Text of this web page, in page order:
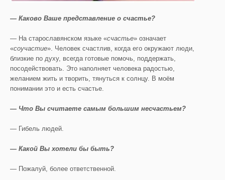
— Каково Ваше представление о счастье?
— На старославянском языке «счастье» означает
«соучастие». Человек счастлив, когда его окружают люди,
близкие по духу, всегда готовые помочь, поддержать,
посодействовать. Это наполняет человека радостью,
желанием жить и творить, тянуться к солнцу. В моём
понимании это и есть счастье.
— Что Вы считаете самым большим несчастьем?
— Гибель людей.
— Какой Вы хотели бы быть?
— Пожалуй, более ответственной.